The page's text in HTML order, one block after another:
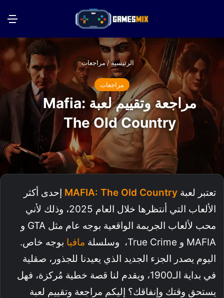
الرئيسية/مراجعات
مراجعات
مراجعة وتقييم لعبة Mafia:
The Old Country
تعتبر لعبة MAFIA: The Old Country إحدى أكثر
الألعاب التي أنتظرها خلال العام 2025، وذلك لأني
محب لألعاب الجريمة الواقعية بوجه عام مثل GTA و
MAFIA و True Crime، وسلسلة
مافيا بوجه خاص.
اليوم يصدر الجزء الجديد الذي يعيدنا للجذور، صقلية
في بداية الـ1900، ويقدم لنا قصة خطية مُركزة، فهل
يستحق وقتك وإنفاقك؟ إليكم مراجعة وتقييم لعبة